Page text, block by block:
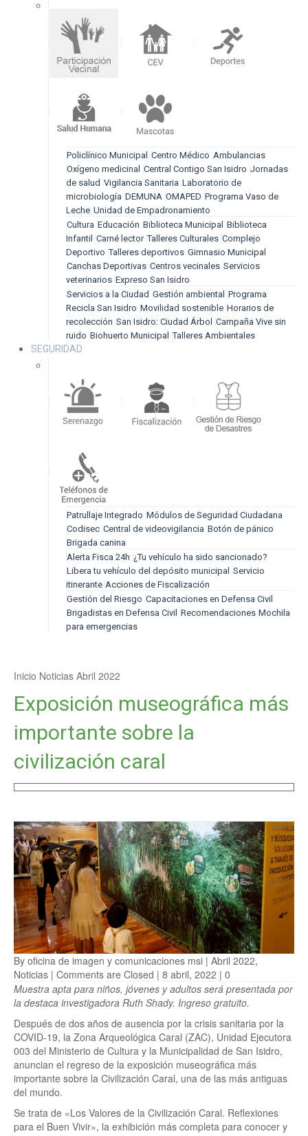
Policlínico Municipal Centro Médico Ambulancias
Oxígeno medicinal Central Contigo San Isidro Jornadas
de salud Vigilancia Sanitaria Laboratorio de
microbiología DEMUNA OMAPED Programa Vaso de
Leche Unidad de Empadronamiento
Cultura Educación Biblioteca Municipal Biblioteca
Infantil Carné lector Talleres Culturales Complejo
Deportivo Talleres deportivos Gimnasio Municipal
Canchas Deportivas Centros vecinales Servicios
veterinarios Expreso San Isidro
Servicios a la Ciudad Gestión ambiental Programa
Recicla San Isidro Movilidad sostenible Horarios de
recolección San Isidro: Ciudad Árbol Campaña Vive sin
ruido Biohuerto Municipal Talleres Ambientales
SEGURIDAD
Patrullaje Integrado Módulos de Seguridad Ciudadana
Codisec Central de videovigilancia Botón de pánico
Brigada canina
Alerta Fisca 24h ¿Tu vehículo ha sido sancionado?
Libera tu vehículo del depósito municipal Servicio
itinerante Acciones de Fiscalización
Gestión del Riesgo Capacitaciones en Defensa Civil
Brigadistas en Defensa Civil Recomendaciones Mochila
para emergencias
Inicio Noticias Abril 2022
Exposición museográfica más
importante sobre la
civilización caral
By oficina de imagen y comunicaciones msi | Abril 2022,
Noticias | Comments are Closed | 8 abril, 2022 | 0
Muestra apta para niños, jóvenes y adultos será presentada por
la destaca investigadora Ruth Shady. Ingreso gratuito.
Después de dos años de ausencia por la crisis sanitaria por la
COVID-19, la Zona Arqueológica Caral (ZAC), Unidad Ejecutora
003 del Ministerio de Cultura y la Municipalidad de San Isidro,
anuncian el regreso de la exposición museográfica más
importante sobre la Civilización Caral, una de las más antiguas
del mundo.
Se trata de «Los Valores de la Civilización Caral. Reflexiones
para el Buen Vivir», la exhibición más completa para conocer y